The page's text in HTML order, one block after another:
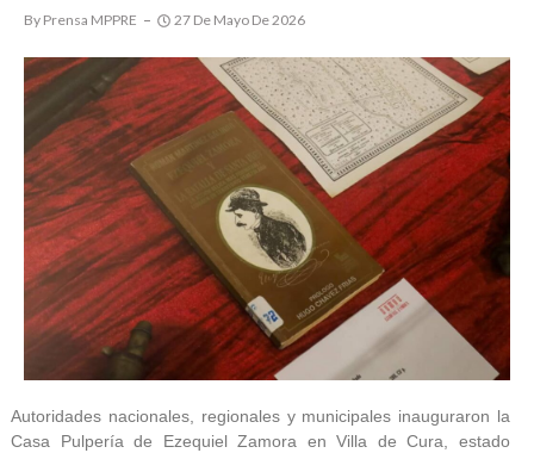
By Prensa MPPRE 27 De Mayo De 2026
Autoridades nacionales, regionales y municipales inauguraron la
Casa Pulpería de Ezequiel Zamora en Villa de Cura, estado